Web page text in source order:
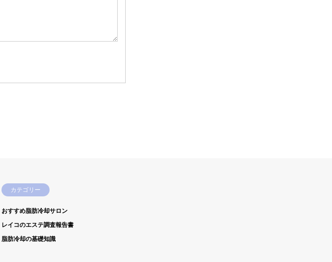
カテゴリー
おすすめ脂肪冷却サロン
レイコのエステ調査報告書
脂肪冷却の基礎知識